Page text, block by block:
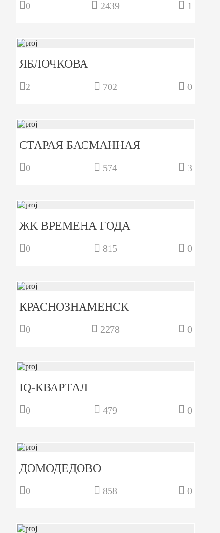
0 2439 1
ЯБЛОЧКОВА
2 702 0
СТАРАЯ БАСМАННАЯ
0 574 3
ЖК ВРЕМЕНА ГОДА
0 815 0
КРАСНОЗНАМЕНСК
0 2278 0
IQ-КВАРТАЛ
0 479 0
ДОМОДЕДОВО
0 858 0